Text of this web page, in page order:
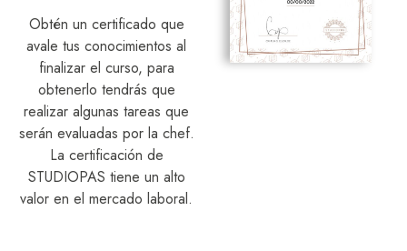
Obtén un certificado que
avale tus conocimientos al
finalizar el curso, para
obtenerlo tendrás que
realizar algunas tareas que
serán evaluadas por la chef.
La certificación de
STUDIOPAS tiene un alto
valor en el mercado laboral.